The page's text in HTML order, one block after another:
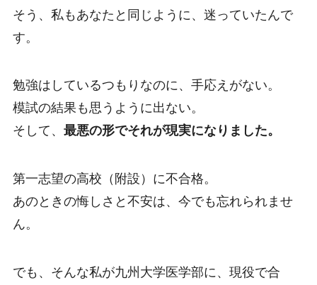
そう、私もあなたと同じように、迷っていたんで
す。
勉強はしているつもりなのに、手応えがない。
模試の結果も思うように出ない。
そして、 最悪の形でそれが現実になりました。
第一志望の高校（附設）に不合格。
あのときの悔しさと不安は、今でも忘れられませ
ん。
でも、そんな私が九州大学医学部に、現役で合